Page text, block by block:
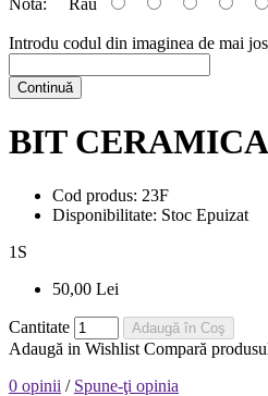
Introdu codul din imaginea de mai jos
Continuă
BIT CERAMICA
Cod produs: 23F
Disponibilitate: Stoc Epuizat
1 S
50,00 Lei
Cantitate Adaugă în Coş
Adaugă in Wishlist Compară
0 opinii / Spune-ţi opinia